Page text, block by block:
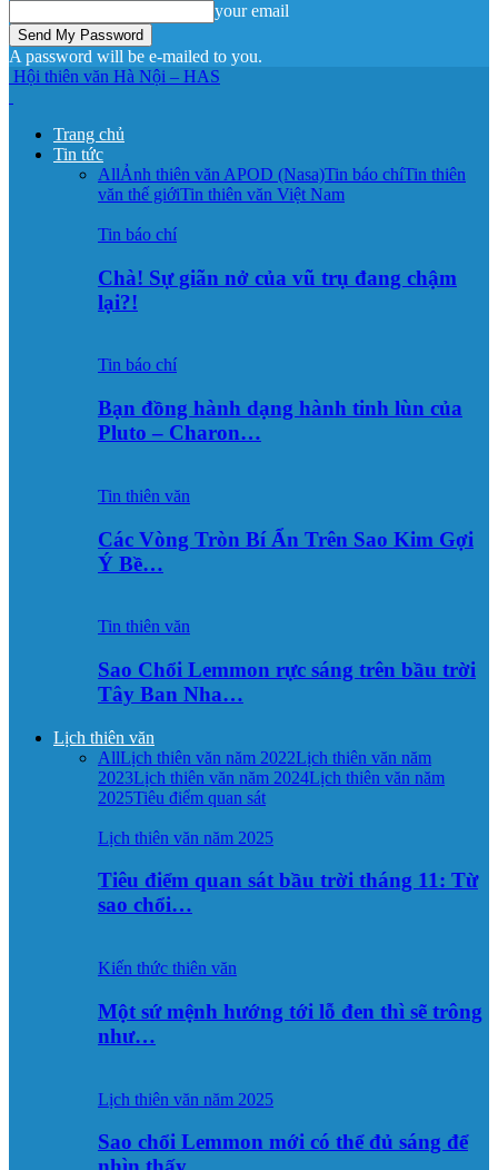
your email
A password will be e-mailed to you.
Hội thiên văn Hà Nội – HAS
Trang chủ
Tin tức
AllẢnh thiên văn APOD (Nasa)Tin báo chíTin thiên
văn thế giớiTin thiên văn Việt Nam
Tin báo chí
Chà! Sự giãn nở của vũ trụ đang chậm
lại?!
Tin báo chí
Bạn đồng hành dạng hành tinh lùn của
Pluto – Charon…
Tin thiên văn
Các Vòng Tròn Bí Ẩn Trên Sao Kim Gợi
Ý Bề…
Tin thiên văn
Sao Chổi Lemmon rực sáng trên bầu trời
Tây Ban Nha…
Lịch thiên văn
AllLịch thiên văn năm 2022Lịch thiên văn năm
2023Lịch thiên văn năm 2024Lịch thiên văn năm
2025Tiêu điểm quan sát
Lịch thiên văn năm 2025
Tiêu điểm quan sát bầu trời tháng 11: Từ
sao chổi…
Kiến thức thiên văn
Một sứ mệnh hướng tới lỗ đen thì sẽ trông
như…
Lịch thiên văn năm 2025
Sao chổi Lemmon mới có thể đủ sáng để